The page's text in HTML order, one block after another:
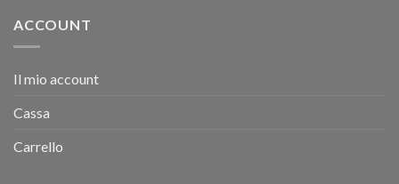
ACCOUNT
Il mio account
Cassa
Carrello